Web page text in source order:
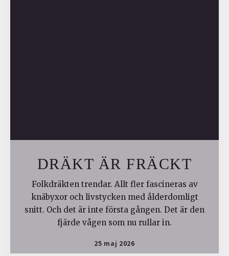
DRÄKT ÄR FRÄCKT
Folkdräkten trendar. Allt fler fascineras av
knäbyxor och livstycken med ålderdomligt
snitt. Och det är inte första gången. Det är den
fjärde vågen som nu rullar in.
25 maj 2026